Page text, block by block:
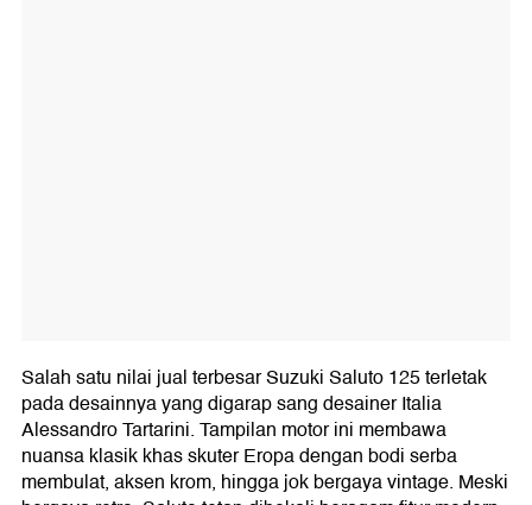
Salah satu nilai jual terbesar Suzuki Saluto 125 terletak
pada desainnya yang digarap sang desainer Italia
Alessandro Tartarini. Tampilan motor ini membawa
nuansa klasik khas skuter Eropa dengan bodi serba
membulat, aksen krom, hingga jok bergaya vintage. Meski